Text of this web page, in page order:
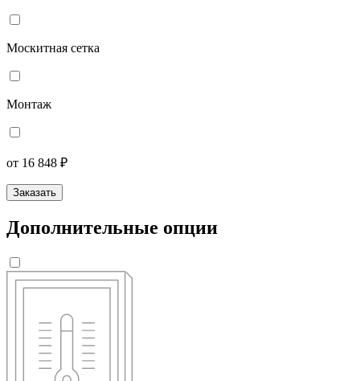
Москитная сетка
Монтаж
от 16 848 ₽
Заказать
Дополнительные опции